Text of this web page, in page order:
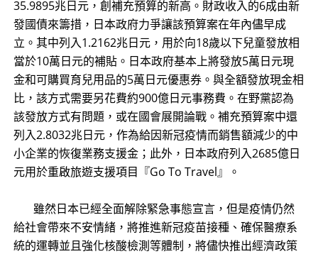
35.9895兆日元，創補充預算的新高。財政收入的6成由新
發國債來籌措，日本政府力爭讓該預算案在年內儘早成
立。其中列入1.2162兆日元，用於向18歲以下兒童發放相
當於10萬日元的補貼。日本政府基本上將發放5萬日元現
金和可購買育兒用品的5萬日元優惠券。與全額發放現金相
比，該方式需要另花費約900億日元事務費。在野黨認為
該發放方式有問題，或在國會展開論戰。補充預算案中還
列入2.8032兆日元，作為給因新冠疫情而銷售額減少的中
小企業的恢復業務支援金；此外，日本政府列入2685億日
元用於重啟旅遊支援項目『Go To Travel』。
雖然日本已經全面解除緊急事態宣言，但是疫情仍然
給社會帶來不安情緒，將推進新冠疫苗接種、確保醫療系
統的運轉並且強化核酸檢測等體制，將儘快推出經濟政策